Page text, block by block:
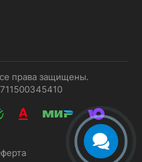
права защищены.